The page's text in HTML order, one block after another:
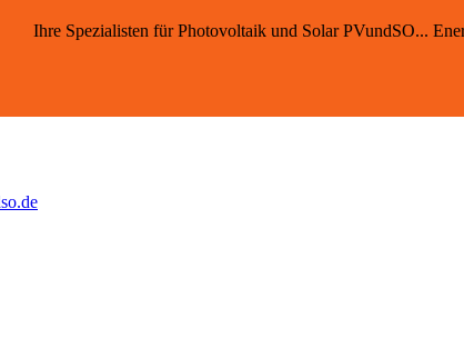
Ihre Spezialisten für Photovoltaik und Solar PVundSO...